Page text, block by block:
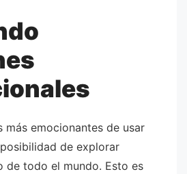
más emocionantes de usar
de explorar
de todo el mundo. Esto es